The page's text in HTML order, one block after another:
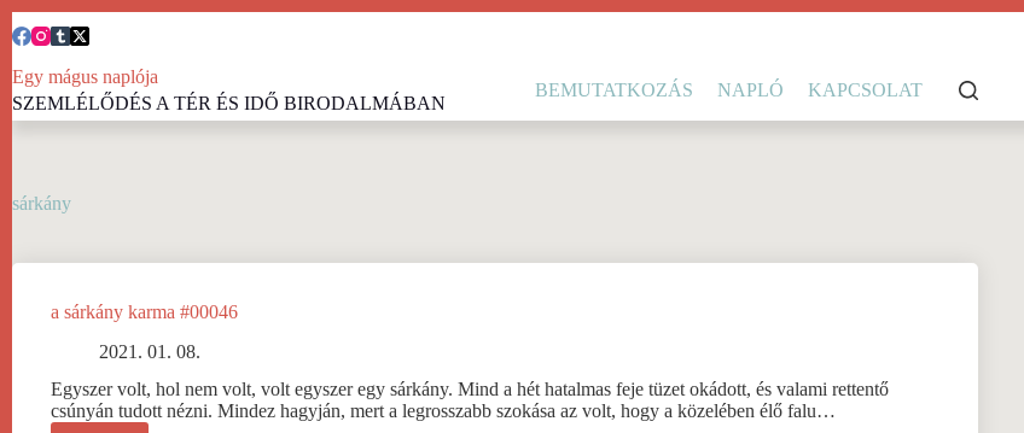
to
Egy mágus naplója
SZEMLÉLŐDÉS A TÉR ÉS IDŐ BIRODALMÁBAN
BEMUTATKOZÁS NAPLÓ KAPCSOLAT
sárkány
a sárkány karma #00046
2021. 01. 08.
Egyszer volt, hol nem volt, volt egyszer egy sárkány. Mind a hét hatalmas feje tüzet okádott, és valami rettentő
csúnyán tudott nézni. Mindez hagyján, mert a legrosszabb szokása az volt, hogy a közelében élő falu…